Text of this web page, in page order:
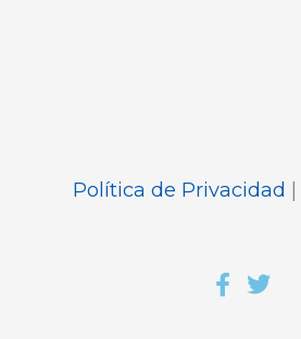
Política de Privacidad |